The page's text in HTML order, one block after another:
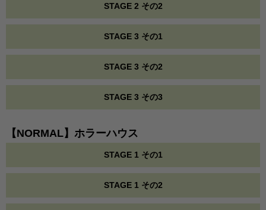
STAGE 2 その2
STAGE 3 その1
STAGE 3 その2
STAGE 3 その3
【NORMAL】ホラーハウス
STAGE 1 その1
STAGE 1 その2